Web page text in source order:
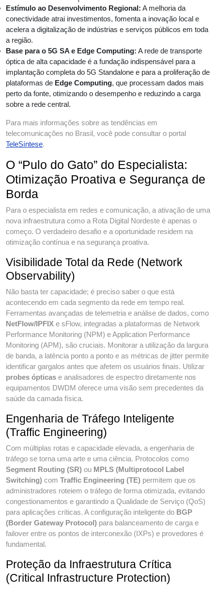
Estímulo ao Desenvolvimento Regional: A melhoria da
conectividade atrai investimentos, fomenta a inovação local e
acelera a digitalização de indústrias e serviços públicos em toda
a região.
Base para o 5G SA e Edge Computing: A rede de transporte
óptica de alta capacidade é a fundação indispensável para a
implantação completa do 5G Standalone e para a proliferação de
plataformas de Edge Computing, que processam dados mais
perto da fonte, otimizando o desempenho e reduzindo a carga
sobre a rede central.
Para mais informações sobre as tendências em
telecomunicações no Brasil, você pode consultar o portal
TeleSíntese.
O “Pulo do Gato” do Especialista:
Otimização Proativa e Segurança de
Borda
Para o especialista em redes e comunicação, a ativação de uma
nova infraestrutura como a Rota Digital Nordeste é apenas o
começo. O verdadeiro desafio e a oportunidade residem na
otimização contínua e na segurança proativa.
Visibilidade Total da Rede (Network
Observability)
Não basta ter capacidade; é preciso saber o que está
acontecendo em cada segmento da rede em tempo real.
Ferramentas avançadas de telemetria e análise de dados, como
NetFlow/IPFIX e sFlow, integradas a plataformas de Network
Performance Monitoring (NPM) e Application Performance
Monitoring (APM), são cruciais. Monitorar a utilização da largura
de banda, a latência ponto a ponto e as métricas de jitter permite
identificar gargalos antes que afetem os usuários finais. Utilizar
probes ópticas e analisadores de espectro diretamente nos
equipamentos DWDM oferece uma visão sem precedentes da
saúde da camada física.
Engenharia de Tráfego Inteligente
(Traffic Engineering)
Com múltiplas rotas e capacidade elevada, a engenharia de
tráfego se torna uma arte e uma ciência. Protocolos como
Segment Routing (SR) ou MPLS (Multiprotocol Label
Switching) com Traffic Engineering (TE) permitem que os
administradores roteiem o tráfego de forma otimizada, evitando
congestionamentos e garantindo a Qualidade de Serviço (QoS)
para aplicações críticas. A configuração inteligente do BGP
(Border Gateway Protocol) para balanceamento de carga e
failover entre os pontos de interconexão (IXPs) e provedores é
fundamental.
Proteção da Infraestrutura Crítica
(Critical Infrastructure Protection)